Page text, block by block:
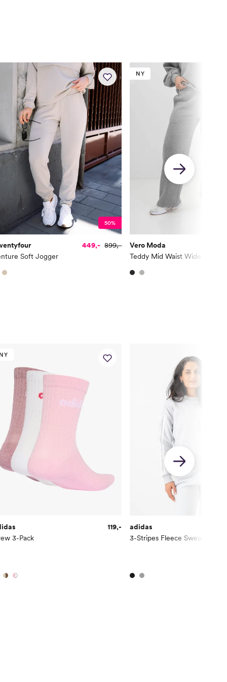
50%
Soft Jogger
449,- 899,-
NY
Vero Moda
Teddy Mid Waist Wide Pants
NY
3-Pack
119,-
adidas
3-Stripes Fleece Sweater